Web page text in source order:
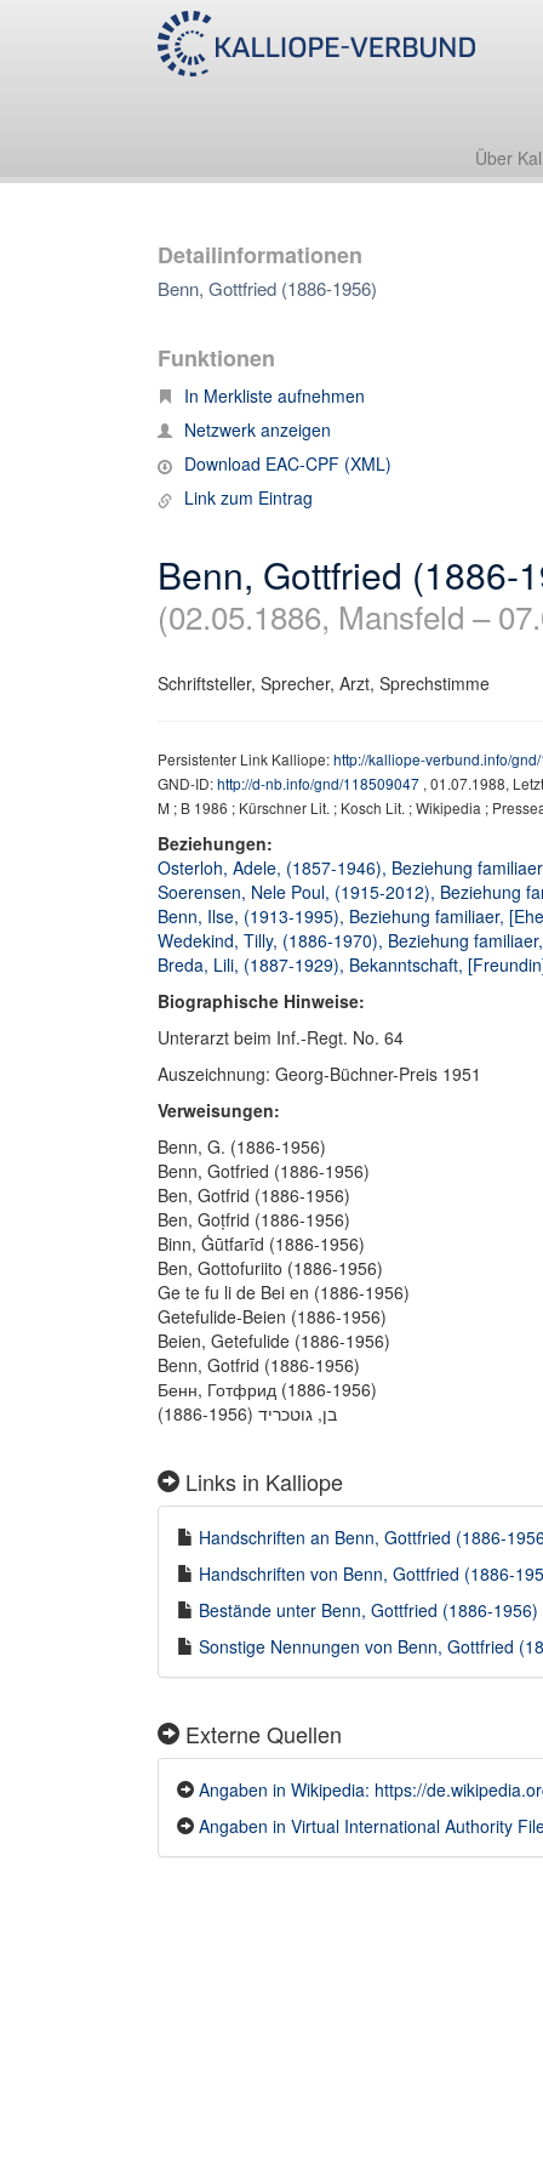
Über
Detailinformationen
Benn, Gottfried (1886-1956)
Funktionen
In Merkliste aufnehmen
Netzwerk anzeigen
Download EAC-CPF (XML)
Link zum Eintrag
Benn, Gottfried (1886-
(02.05.1886, Mansfeld –
Schriftsteller, Sprecher, Arzt, Sprechstimme
Persistenter Link Kalliope:http://kalliope-verbund.info/
GND-ID:http://d-nb.info/gnd/118509047 , 01.07.1988,
M ; B 1986 ; Kürschner Lit. ; Kosch Lit. ; Wikipedia ;
Beziehungen:
Osterloh, Adele, (1857-1946), Beziehung
Soerensen, Nele Poul, (1915-2012), Beziehung
Benn, Ilse, (1913-1995), Beziehung familiaer,
Wedekind, Tilly, (1886-1970), Beziehung
Breda, Lili, (1887-1929), Bekanntschaft,
Biographische Hinweise:
Unterarzt beim Inf.-Regt. No. 64
Auszeichnung: Georg-Büchner-Preis 1951
Verweisungen:
Benn, G. (1886-1956)
Benn, Gotfried (1886-1956)
Ben, Gotfrid (1886-1956)
Ben, Goṭfrid (1886-1956)
Binn, Ġūtfarīd (1886-1956)
Ben, Gottofuriito (1886-1956)
Ge te fu li de Bei en (1886-1956)
Getefulide-Beien (1886-1956)
Beien, Getefulide (1886-1956)
Benn, Gotfrid (1886-1956)
Бенн, Готфрид (1886-1956)
בן, גוטכריד (1886-1956)
Links in Kalliope
Handschriften an Benn, Gottfried (1886-
Handschriften von Benn, Gottfried (1886-
Bestände unter Benn, Gottfried (1886-
Sonstige Nennungen von Benn, Gottfried
Externe Quellen
Angaben in Wikipedia: https://
Angaben in Virtual International Authority